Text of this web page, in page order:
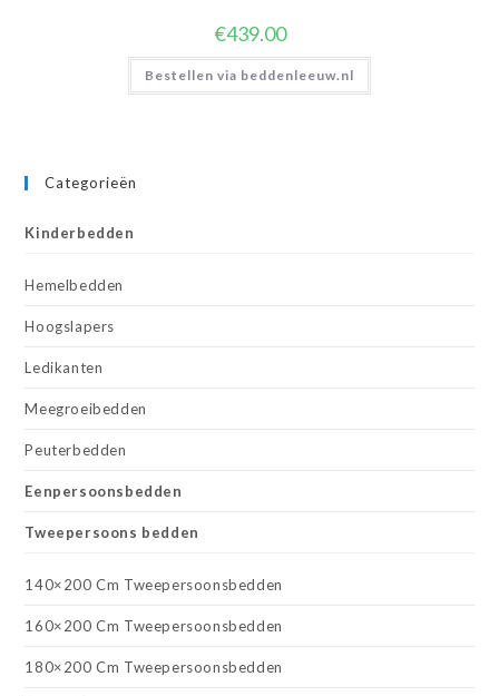
€439.00
Bestellen via beddenleeuw.nl
Categorieën
Kinderbedden
Hemelbedden
Hoogslapers
Ledikanten
Meegroeibedden
Peuterbedden
Eenpersoonsbedden
Tweepersoons bedden
140×200 Cm Tweepersoonsbedden
160×200 Cm Tweepersoonsbedden
180×200 Cm Tweepersoonsbedden